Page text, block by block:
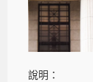
說明：